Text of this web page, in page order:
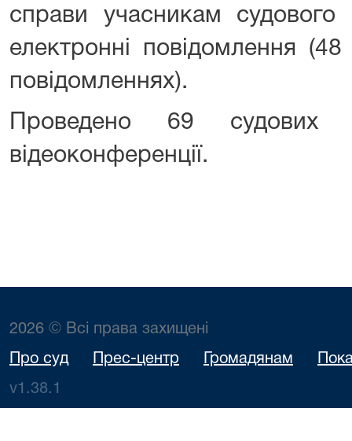
справи учасникам судового
електронні повідомлення
повідомленнях).
Проведено 69 судових
відеоконференції.
2026 © Всі права захищені
Про суд Прес-центр Громадянам
v1.38.1